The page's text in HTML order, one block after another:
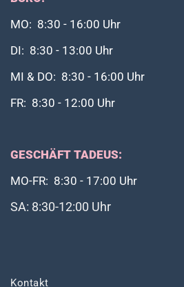
MO: 8:30 - 16:00 Uhr
DI: 8:30 - 13:00 Uhr
MI & DO: 8:30 - 16:00 Uhr
FR: 8:30 - 12:00 Uhr
GESCHÄFT TADEUS:
MO-FR: 8:30 - 17:00 Uhr
SA: 8:30-12:00 Uhr
Kontakt